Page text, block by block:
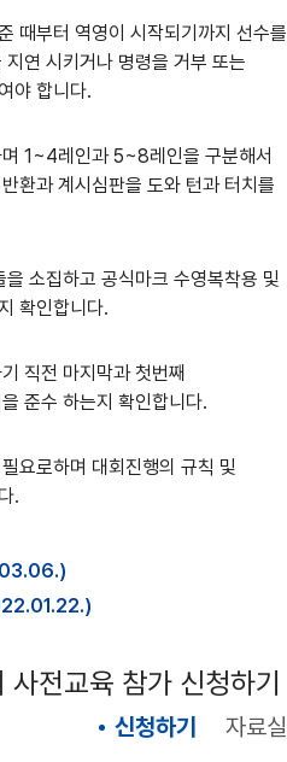
때부터 역영이 시작되기까지 선수를
연 시키거나 명령을 거부 또는
야 합니다.
1~4레인과 5~8레인을 구분해서
환과 계시심판을 도와 턴과 터치를
소집하고 공식마크 수영복착용 및
확인합니다.
직전 마지막과 첫번째
준수 하는지 확인합니다.
요로하며 대회진행의 규칙 및
.
전교육 참가 신청하기
신청하기 자료실